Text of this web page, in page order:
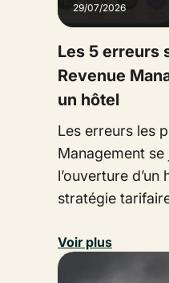
29/07/2026
Les 5 erreurs
Revenue
un hôtel
Les erreurs les
Management
l’ouverture
stratégie
Voir plus